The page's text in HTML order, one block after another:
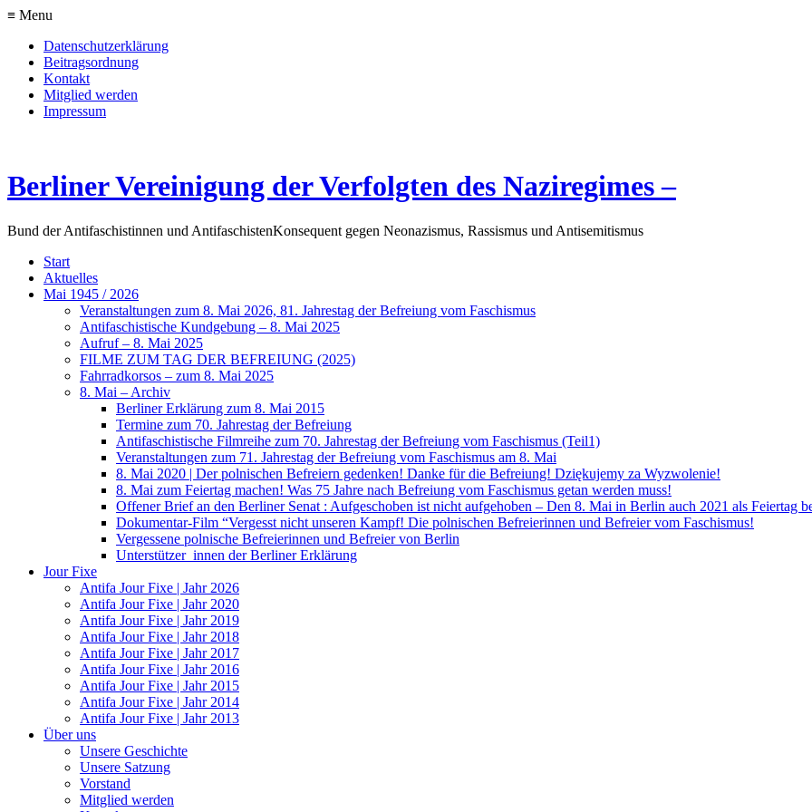
≡ Menu
Datenschutzerklärung
Beitragsordnung
Kontakt
Mitglied werden
Impressum
Berliner Vereinigung der Verfolgten des Naziregimes –
Bund der Antifaschistinnen und AntifaschistenKonsequent gegen Neonazismus, Rassismus und Antisemitismus
Start
Aktuelles
Mai 1945 / 2026
Veranstaltungen zum 8. Mai 2026, 81. Jahrestag der Befreiung vom Faschismus
Antifaschistische Kundgebung – 8. Mai 2025
Aufruf – 8. Mai 2025
FILME ZUM TAG DER BEFREIUNG (2025)
Fahrradkorsos – zum 8. Mai 2025
8. Mai – Archiv
Berliner Erklärung zum 8. Mai 2015
Termine zum 70. Jahrestag der Befreiung
Antifaschistische Filmreihe zum 70. Jahrestag der Befreiung vom Faschismus (Teil1)
Veranstaltungen zum 71. Jahrestag der Befreiung vom Faschismus am 8. Mai
8. Mai 2020 | Der polnischen Befreiern gedenken! Danke für die Befreiung! Dziękujemy za Wyzwolenie!
8. Mai zum Feiertag machen! Was 75 Jahre nach Befreiung vom Faschismus getan werden muss!
Offener Brief an den Berliner Senat : Aufgeschoben ist nicht aufgehoben – Den 8. Mai in Berlin auch 2021 als Feiertag
Dokumentar-Film “Vergesst nicht unseren Kampf! Die polnischen Befreierinnen und Befreier vom Faschismus!
Vergessene polnische Befreierinnen und Befreier von Berlin
Unterstützer_innen der Berliner Erklärung
Jour Fixe
Antifa Jour Fixe | Jahr 2026
Antifa Jour Fixe | Jahr 2020
Antifa Jour Fixe | Jahr 2019
Antifa Jour Fixe | Jahr 2018
Antifa Jour Fixe | Jahr 2017
Antifa Jour Fixe | Jahr 2016
Antifa Jour Fixe | Jahr 2015
Antifa Jour Fixe | Jahr 2014
Antifa Jour Fixe | Jahr 2013
Über uns
Unsere Geschichte
Unsere Satzung
Vorstand
Mitglied werden